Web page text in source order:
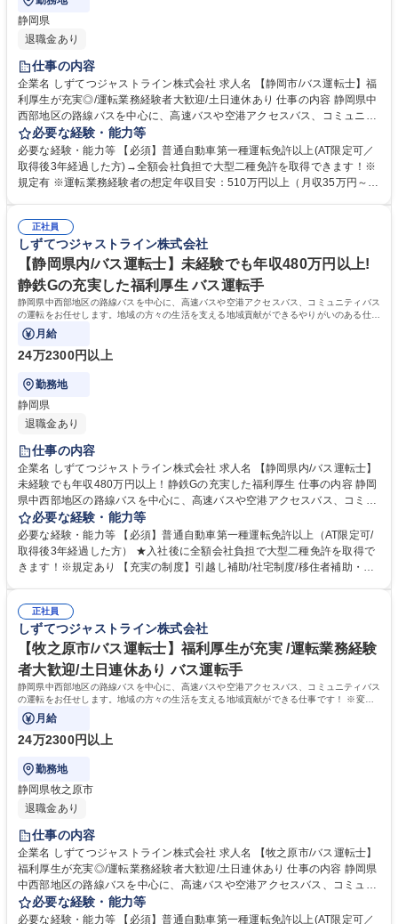
静岡県
退職金あり
仕事の内容
企業名 しずてつジャストライン株式会社 求人名 【静岡市/バス運転士】福
利厚生が充実◎/運転業務経験者大歓迎/土日連休あり 仕事の内容 静岡県中
西部地区の路線バスを中心に、高速バスや空港アクセスバス、コミュニテ
ィバスの運転をお任せします。地域の方々の生活を支える地域貢献ができ
る仕事です！ ※変更の範囲：当社業務全般 ＜入社後の流れ＞■大型二種免
許の取得(約1ヵ月)／全額会社負担※規定あり ■安全研修センターでの研修
(約2～3ヵ月)：座学・実技 ■営業所での研修(約1ヵ月)・デビュー 募集職種
必要な経験・能力等
必要な経験・能力等 【必須】普通自動車第一種運転免許以上(AT限定可／
取得後3年経過した方)→全額会社負担で大型二種免許を取得できます！※
規定有 ※運転業務経験者の想定年収目安：510万円以上（月収35万円～）
用補助。階層別で従業員に沿った独自の研修制度。このように仕事面の成
長と充実した福利厚生でワークライフバランスが整えられます。 学歴・資
格 学歴：大学院 大学 高専 短大 専修学校 高校 語学力： 資格：第一種運転
免許普通自動車
正社員
しずてつジャストライン株式会社
【静岡県内/バス運転士】未経験でも年収480万円以上!
静鉄Gの充実した福利厚生 バス運転手
静岡県中西部地区の路線バスを中心に、高速バスや空港アクセスバス、コミュニティバス
の運転をお任せします。地域の方々の生活を支える地域貢献ができるやりがいのある仕事
です！ ※変更の範囲：当社業務全般
月給
24万2300円以上
勤務地
静岡県
退職金あり
仕事の内容
企業名 しずてつジャストライン株式会社 求人名 【静岡県内/バス運転士】
未経験でも年収480万円以上！静鉄Gの充実した福利厚生 仕事の内容 静岡
県中西部地区の路線バスを中心に、高速バスや空港アクセスバス、コミュ
ニティバスの運転をお任せします。地域の方々の生活を支える地域貢献が
できるやりがいのある仕事です！ ※変更の範囲：当社業務全般 ＜入社後
の流れ＞■大型二種免許の取得(約1ヵ月)／全額会社負担※規定あり ■安全
研修センターでの研修(約2～3ヵ月)：座学・実技 ■営業所での研修(約1ヵ
必要な経験・能力等
必要な経験・能力等 【必須】普通自動車第一種運転免許以上（AT限定可/
取得後3年経過した方） ★入社後に全額会社負担で大型二種免許を取得で
きます！※規定あり 【充実の制度】引越し補助/社宅制度/移住者補助・支
割引など、充実した福利厚生で働きやすい環境を整えています。 学歴・資
格 学歴：大学院 大学 高専 短大 専修学校 高校 語学力： 資格：第一種運転
免許普通自動車
正社員
しずてつジャストライン株式会社
【牧之原市/バス運転士】福利厚生が充実 /運転業務経験
者大歓迎/土日連休あり バス運転手
静岡県中西部地区の路線バスを中心に、高速バスや空港アクセスバス、コミュニティバス
の運転をお任せします。地域の方々の生活を支える地域貢献ができる仕事です！ ※変更
の範囲：当社業務全般
月給
24万2300円以上
勤務地
静岡県牧之原市
退職金あり
仕事の内容
企業名 しずてつジャストライン株式会社 求人名 【牧之原市/バス運転士】
福利厚生が充実◎/運転業務経験者大歓迎/土日連休あり 仕事の内容 静岡県
中西部地区の路線バスを中心に、高速バスや空港アクセスバス、コミュニ
ティバスの運転をお任せします。地域の方々の生活を支える地域貢献がで
きる仕事です！ ※変更の範囲：当社業務全般 ＜入社後の流れ＞■大型二種
必要な経験・能力等
必要な経験・能力等 【必須】普通自動車第一種運転免許以上(AT限定可／